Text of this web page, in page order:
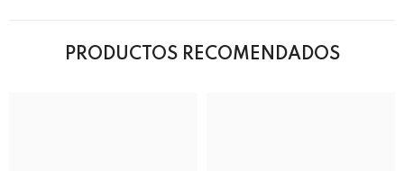
PRODUCTOS RECOMENDADOS